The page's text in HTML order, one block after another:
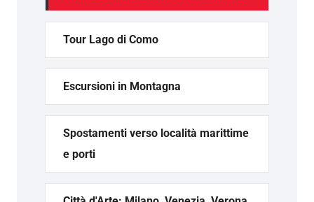
Tour Lago di Como
Escursioni in Montagna
Spostamenti verso località marittime
e porti